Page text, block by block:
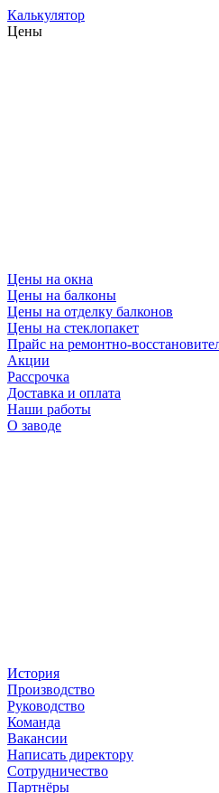
Калькулятор
Цены
Цены на окна
Цены на балконы
Цены на отделку балконов
Цены на стеклопакет
Прайс на ремонтно-
Акции
Рассрочка
Доставка и оплата
Наши работы
О заводе
История
Производство
Руководство
Команда
Вакансии
Написать директору
Сотрудничество
Партнёры